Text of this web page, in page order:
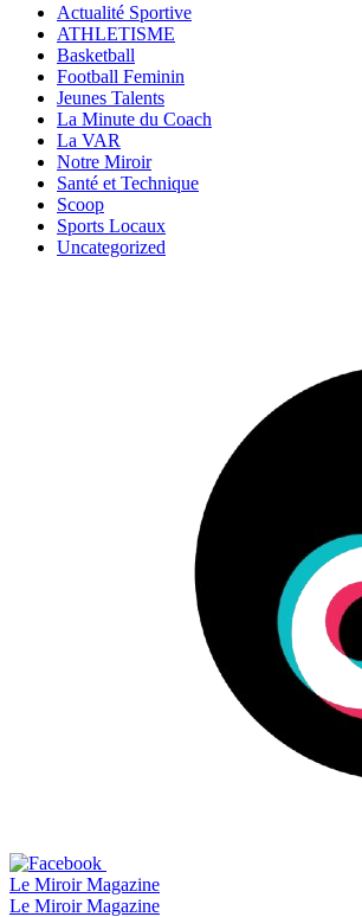
Actualité Sportive
ATHLETISME
Basketball
Football Feminin
Jeunes Talents
La Minute du Coach
La VAR
Notre Miroir
Santé et Technique
Scoop
Sports Locaux
Uncategorized
Le Miroir Magazine
Le Miroir Magazine